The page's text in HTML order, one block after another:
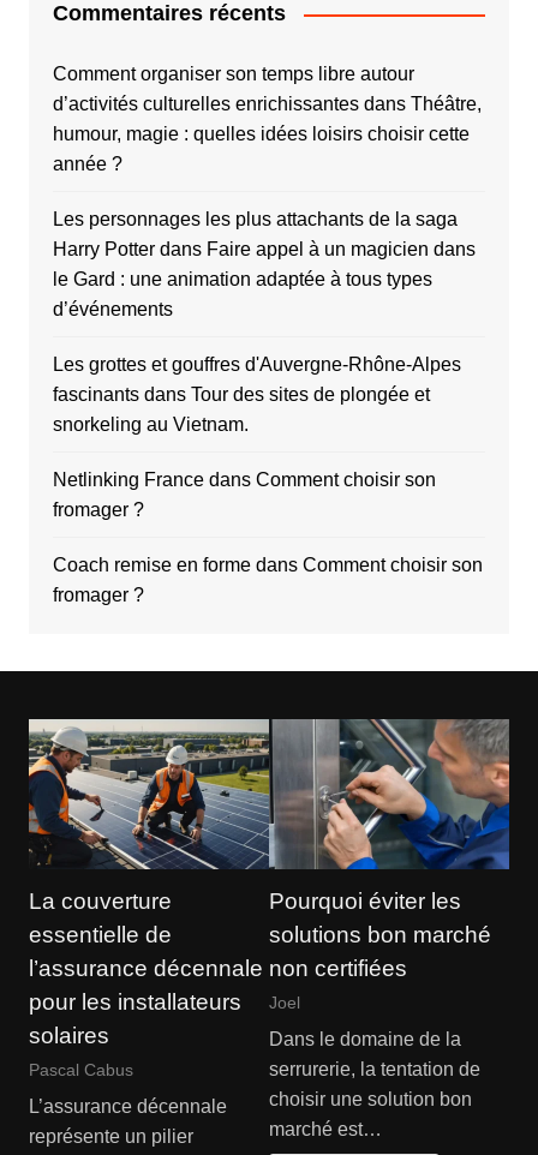
Commentaires récents
Comment organiser son temps libre autour
d’activités culturelles enrichissantesdans Théâtre,
humour, magie : quelles idées loisirs choisir cette
année ?
Les personnages les plus attachants de la saga
Harry Potterdans Faire appel à un magicien dans
le Gard : une animation adaptée à tous types
d’événements
Les grottes et gouffres d'Auvergne-Rhône-Alpes
fascinantsdans Tour des sites de plongée et
snorkeling au Vietnam.
Netlinking Francedans Comment choisir son
fromager ?
Coach remise en formedans Comment choisir son
fromager ?
La couverture
essentielle de
l’assurance décennale
pour les installateurs
solaires
Pascal Cabus
L’assurance décennale
représente un pilier
Pourquoi éviter les
solutions bon marché
non certifiées
Joel
Dans le domaine de la
serrurerie, la tentation de
choisir une solution bon
marché est…